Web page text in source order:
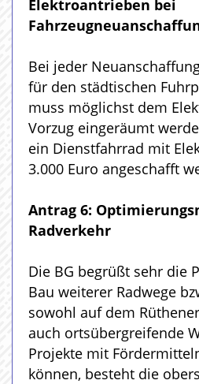
Elektroantrieben bei
Bei jeder
für den städtischen
muss möglichst dem
Vorzug eingeräumt
ein Dienstfahrrad mit
3.000 Euro angeschafft
Antrag 6:
Radverkehr
Die BG begrüßt sehr die
Bau weiterer Radwege
sowohl auf dem
auch ortsübergreifende
Projekte mit
können, besteht die